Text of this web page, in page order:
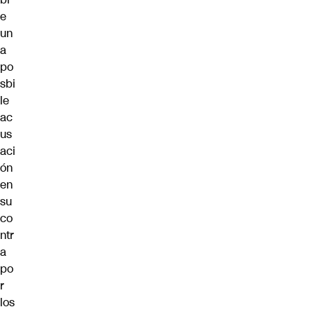
e
un
a
po
sbi
le
ac
us
aci
ón
en
su
co
ntr
a
po
r
los